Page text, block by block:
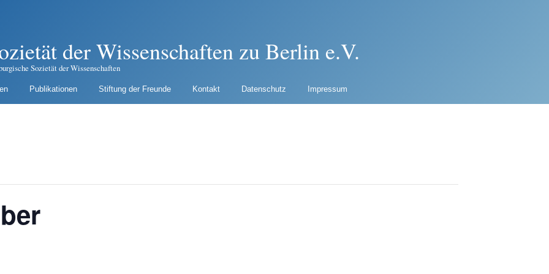
der Wissenschaften zu Berlin e.V.
Sozietät der Wissenschaften
Publikationen Stiftung der Freunde Kontakt Datenschutz Impressum